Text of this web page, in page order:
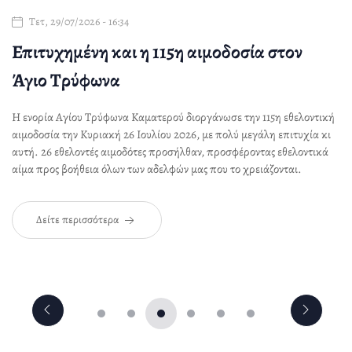
Τετ, 29/07/2026 - 16:34
Επιτυχημένη και η 115η αιμοδοσία στον
Άγιο Τρύφωνα
Η ενορία Αγίου Τρύφωνα Καματερού διοργάνωσε την 115η εθελοντική
αιμοδοσία την Κυριακή 26 Ιουλίου 2026, με πολύ μεγάλη επιτυχία κι
αυτή. 26 εθελοντές αιμοδότες προσήλθαν, προσφέροντας εθελοντικά
αίμα προς βοήθεια όλων των αδελφών μας που το χρειάζονται.
Δείτε περισσότερα